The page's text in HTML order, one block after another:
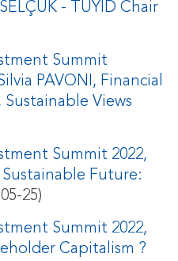
- TUYID Chair
Summit
PAVONI, Financial
Views
Summit 2022,
Future:
25)
Summit 2022,
Capitalism ?